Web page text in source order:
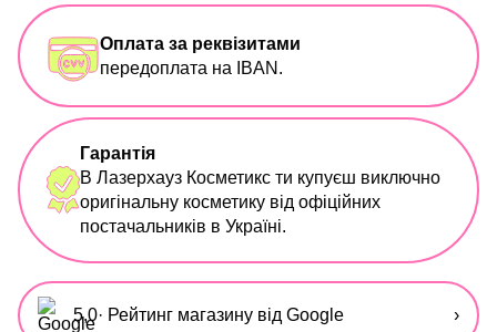
Оплата за реквізитами
передоплата на IBAN.
Гарантія
В Лазерхауз Косметикс ти купуєш виключно
оригінальну косметику від офіційних
постачальників в Україні.
5,0· Рейтинг магазину від Google ›